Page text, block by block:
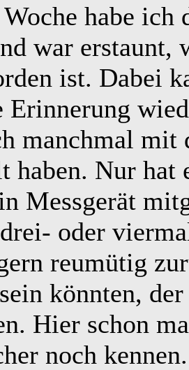
habe ich
war erstaunt,
ist. Dabei
Erinnerung
manchmal mit
haben. Nur
Messgerät
oder
reumütig
könnten,
Hier schon
noch kennen.